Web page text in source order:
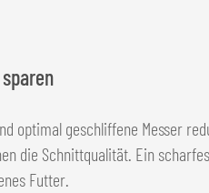
optimal geschliffene Messer
die Schnittqualität. Ein
Futter.